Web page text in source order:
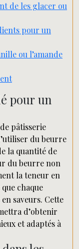
de les glacer ou
pour un
ou l’amande
pour un
pâtisserie
du beurre
la quantité de
du beurre non
la teneur en
chaque
saveurs. Cette
d’obtenir
et adaptés à